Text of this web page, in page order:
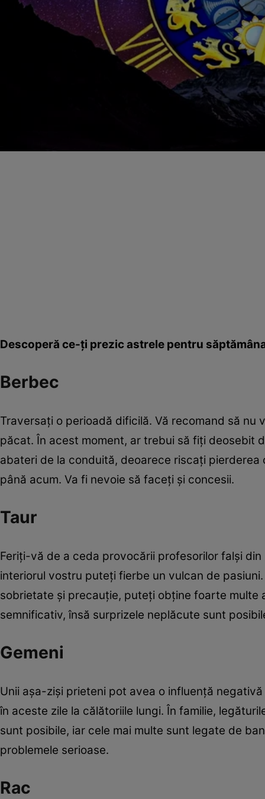
Descoperă ce-ţi prezic astrele pentru
Berbec
Traversaţi o perioadă dificilă. Vă recomand să
păcat. În acest moment, ar trebui să fiţi deosebit
abateri de la conduită, deoarece riscaţi
până acum. Va fi nevoie să faceţi şi concesii.
Taur
Feriţi-vă de a ceda provocării profesorilor falşi
interiorul vostru puteţi fierbe un vulcan de
sobrietate şi precauţie, puteţi obţine foarte multe
semnificativ, însă surprizele neplăcute sunt
Gemeni
Unii aşa-zişi prieteni pot avea o influenţă
în aceste zile la călătoriile lungi. În familie,
sunt posibile, iar cele mai multe sunt legate de
problemele serioase.
Rac